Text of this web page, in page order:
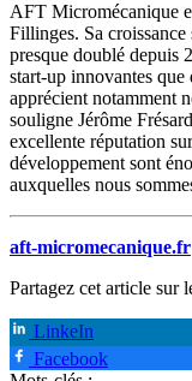
AFT Micromécanique
Fillinges. Sa
presque doublé depuis
start-up innovantes
apprécient notamment
souligne Jérôme
excellente réputation
développement sont
auxquelles nous
aft-micromecanique.fr
Partagez cet article sur
LinkeIn
Facebook